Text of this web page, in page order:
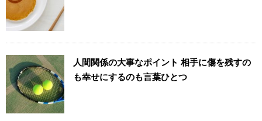
人間関係の大事なポイント 相手に傷を残すの
も幸せにするのも言葉ひとつ